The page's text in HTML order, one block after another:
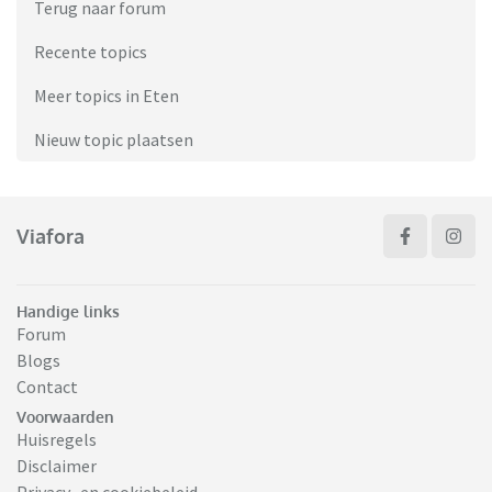
Terug naar forum
Recente topics
Meer topics in Eten
Nieuw topic plaatsen
Viafora
Handige links
Forum
Blogs
Contact
Voorwaarden
Huisregels
Disclaimer